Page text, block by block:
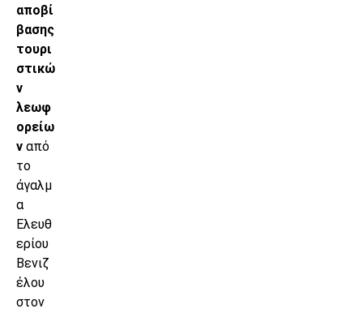
αποβί
βασης
τουρι
στικώ
ν
λεωφ
ορείω
ν από
το
άγαλμ
α
Ελευθ
ερίου
Βενιζ
έλου
στον